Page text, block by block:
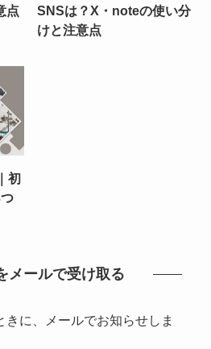
点
SNSは？X・noteの使い分
けと注意点
初
メールで受け取る
に、メールでお知らせしま